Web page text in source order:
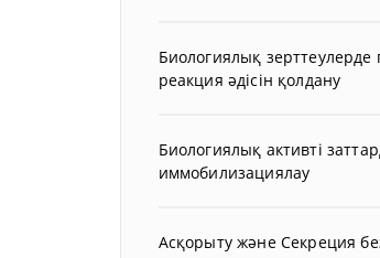
Биологиялық зерттеулерде
реакция әдісін қолдану
Биологиялық активті
иммобилизациялау
Асқорыту және Секреция